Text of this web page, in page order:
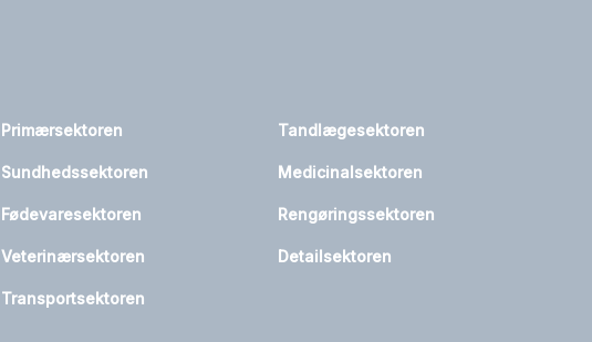
Primærsektoren
Sundhedssektoren
Fødevaresektoren
Veterinærsektoren
Transportsektoren
Tandlægesektoren
Medicinalsektoren
Rengøringssektoren
Detailsektoren